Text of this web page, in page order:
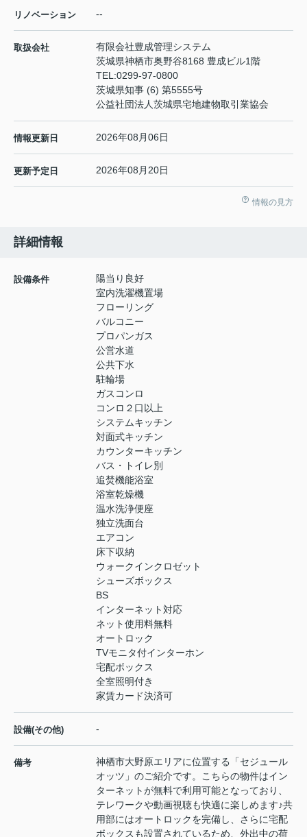
リノベーション --
取扱会社
有限会社豊成管理システム
茨城県神栖市奥野谷8168 豊成ビル1階
TEL:0299-97-0800
茨城県知事 (6) 第5555号
公益社団法人茨城県宅地建物取引業協会
情報更新日 2026年08月06日
更新予定日 2026年08月20日
情報の見方
詳細情報
設備条件
陽当り良好
室内洗濯機置場
フローリング
バルコニー
プロパンガス
公営水道
公共下水
駐輪場
ガスコンロ
コンロ２口以上
システムキッチン
対面式キッチン
カウンターキッチン
バス・トイレ別
追焚機能浴室
浴室乾燥機
温水洗浄便座
独立洗面台
エアコン
床下収納
ウォークインクロゼット
シューズボックス
BS
インターネット対応
ネット使用料無料
オートロック
TVモニタ付インターホン
宅配ボックス
全室照明付き
家賃カード決済可
設備(その他) -
備考
神栖市大野原エリアに位置する「セジュール
オッツ」のご紹介です。こちらの物件はイン
ターネットが無料で利用可能となっており、
テレワークや動画視聴も快適に楽しめます♪共
用部にはオートロックを完備し、さらに宅配
ボックスも設置されているため、外出中の荷